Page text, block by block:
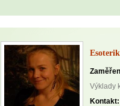
Výklady
Kontakt: